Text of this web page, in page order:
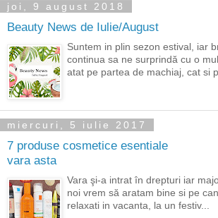
joi, 9 august 2018
Beauty News de Iulie/August
Suntem in plin sezon estival, iar
continua sa ne surprindă cu o
atat pe partea de machiaj, cat si
miercuri, 5 iulie 2017
7 produse cosmetice esentiale
vara asta
Vara şi-a intrat în drepturi iar
noi vrem să aratam bine si pe
relaxati in vacanta, la un festiv...